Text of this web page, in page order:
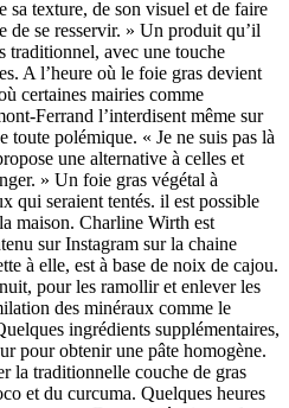
sa texture, de son visuel et de faire
de se resservir. » Un produit qu’il
traditionnel, avec une touche
A l’heure où le foie gras devient
certaines mairies comme
Ferrand l’interdisent même sur
toute polémique. « Je ne suis pas là
une alternative à celles et
» Un foie gras végétal à
qui seraient tentés. il est possible
maison. Charline Wirth est
sur Instagram sur la chaine
à elle, est à base de noix de cajou.
pour les ramollir et enlever les
des minéraux comme le
ingrédients supplémentaires,
pour obtenir une pâte homogène.
la traditionnelle couche de gras
et du curcuma. Quelques heures